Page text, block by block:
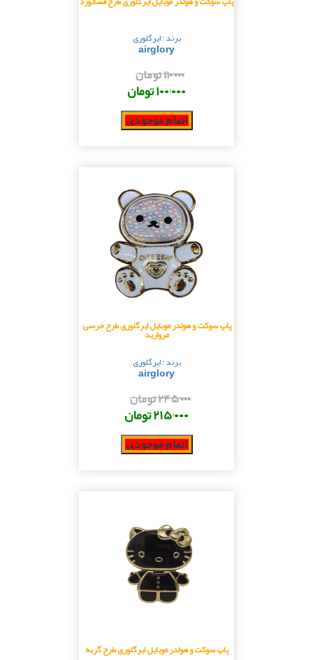
برند : ایرگلوری
airglory
۱۱۰٬۰۰۰ تومان
۱۰۰٬۰۰۰ تومان
اتمام موجودی
پاپ سوکت و هولدر موبایل ایرگلوری طرح خرسی
مروارید
برند : ایرگلوری
airglory
۲۴۵٬۰۰۰ تومان
۲۱۵٬۰۰۰ تومان
اتمام موجودی
پاپ سوکت و هولدر موبایل ایرگلوری طرح گربه